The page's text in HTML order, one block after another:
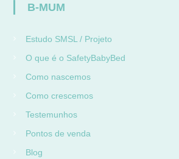
B-MUM
Estudo SMSL / Projeto
O que é o SafetyBabyBed
Como nascemos
Como crescemos
Testemunhos
Pontos de venda
Blog